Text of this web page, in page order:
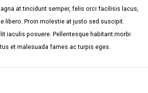
at tincidunt semper, felis orci facilisis lacus,
libero. Proin molestie at justo sed suscipit.
iaculis posuere. Pellentesque habitant morbi
et malesuada fames ac turpis eges.